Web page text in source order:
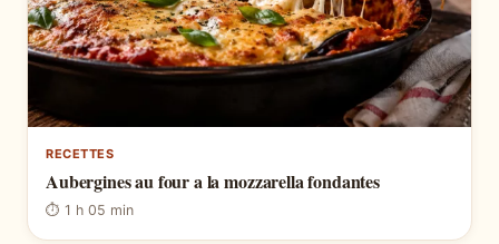
RECETTES
Aubergines au four a la mozzarella fondantes
⏱ 1 h 05 min